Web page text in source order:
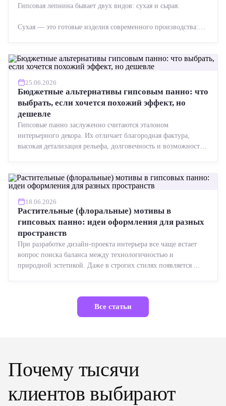
Гипсовая лепнина бывает двух видов: сухая и сырая.
Сухая — это готовые изделия современного производства:
25.06.2026
Бюджетные альтернативы гипсовым панно: что
выбрать, если хочется похожий эффект, но
дешевле
Гипсовые панно заслуженно считаются эталоном
интерьерного декора. Их отличает благородная фактура,
высокая детализация рельефа, долговечность и возможность
18.06.2026
Растительные (флоральные) мотивы в
гипсовых панно: идеи оформления для разных
пространств
При разработке дизайн-проекта интерьера все чаще встает
вопрос поиска баланса между технологичностью и
природной эстетикой. Даже в строгих стилях появляется ...
Все статьи
Почему тысячи
клиентов выбирают